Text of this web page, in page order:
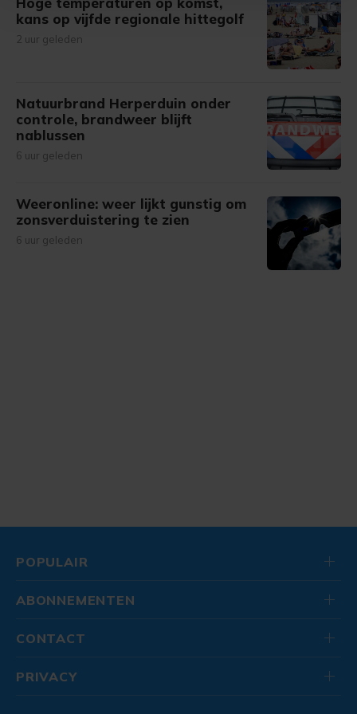
Met cookies werkt onze website beter en wordt jouw
bezoek makkelijker en persoonlijker. Op
onze cookiepagina kun je ons cookiebeleid bekijken en je
kans op vijfde regionale hittegolf
2 uur geleden
Natuurbrand Herperduin onder
controle, brandweer blijft
nablussen
6 uur geleden
Weeronline: weer lijkt gunstig om
zonsverduistering te zien
6 uur geleden
POPULAIR
ABONNEMENTEN
CONTACT
PRIVACY